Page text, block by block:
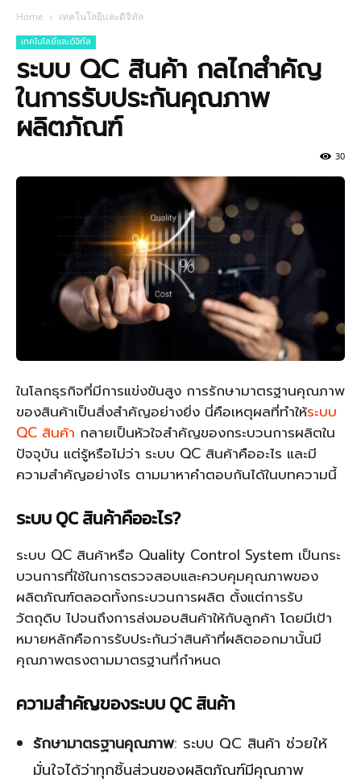
Home เทคโนโลยีและดิจิทัล
เทคโนโลยีและดิจิทัล
ระบบ QC สินค้า กลไกสำคัญ
ในการรับประกันคุณภาพ
ผลิตภัณฑ์
30
ในโลกธุรกิจที่มีการแข่งขันสูง การรักษามาตรฐานคุณภาพ
ของสินค้าเป็นสิ่งสำคัญอย่างยิ่ง นี่คือเหตุผลที่ทำให้ระบบ
QC สินค้า กลายเป็นหัวใจสำคัญของกระบวนการผลิตใน
ปัจจุบัน แต่รู้หรือไม่ว่า ระบบ QC สินค้าคืออะไร และมี
ความสำคัญอย่างไร ตามมาหาคำตอบกันได้ในบทความนี้
ระบบ QC สินค้าคืออะไร?
ระบบ QC สินค้าหรือ Quality Control System เป็นกระ
บวนการที่ใช้ในการตรวจสอบและควบคุมคุณภาพของ
ผลิตภัณฑ์ตลอดทั้งกระบวนการผลิต ตั้งแต่การรับ
วัตถุดิบ ไปจนถึงการส่งมอบสินค้าให้กับลูกค้า โดยมีเป้า
หมายหลักคือการรับประกันว่าสินค้าที่ผลิตออกมานั้นมี
คุณภาพตรงตามมาตรฐานที่กำหนด
ความสำคัญของระบบ QC สินค้า
รักษามาตรฐานคุณภาพ: ระบบ QC สินค้า ช่วยให้
มั่นใจได้ว่าทุกชิ้นส่วนของผลิตภัณฑ์มีคุณภาพ